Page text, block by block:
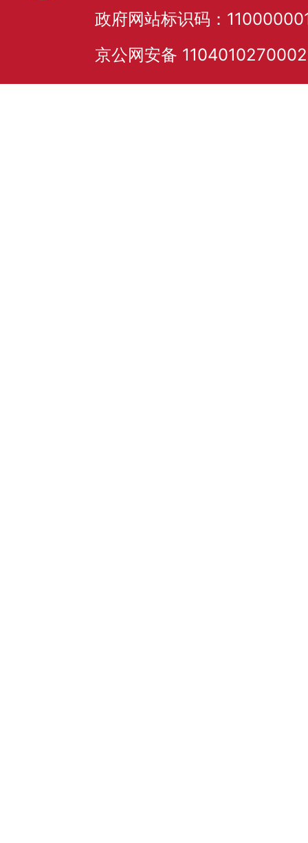
政府网站标识码：
京公网安备